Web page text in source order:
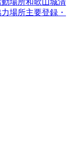
動場所和歌山城清
場所主要登録・